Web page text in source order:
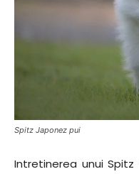
Spitz Japonez pui
Intretinerea unui